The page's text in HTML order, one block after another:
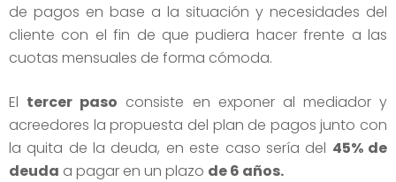
de pagos en base a la situación y necesidades del
cliente con el fin de que pudiera hacer frente a las
cuotas mensuales de forma cómoda.
El tercer paso consiste en exponer al mediador y
acreedores la propuesta del plan de pagos junto con
la quita de la deuda, en este caso sería del 45% de
deuda a pagar en un plazo de 6 años.